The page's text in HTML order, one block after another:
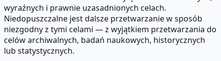
wyraźnych i prawnie uzasadnionych celach.
Niedopuszczalne jest dalsze przetwarzanie w sposób
niezgodny z tymi celami — z wyjątkiem przetwarzania do
celów archiwalnych, badań naukowych, historycznych
lub statystycznych.